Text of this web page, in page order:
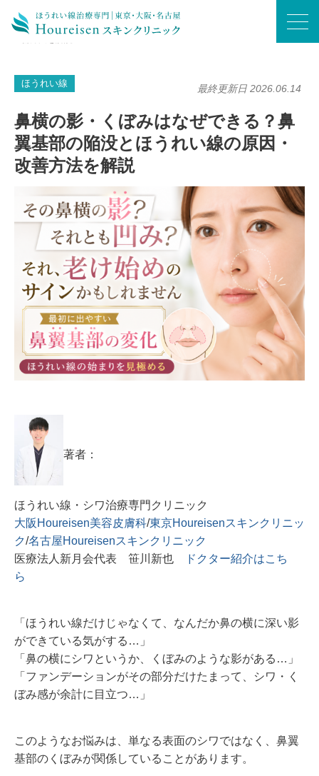
鼻横の影・くぼみはなぜできる？鼻翼基部の陥没とほうれい線の原因・改
ほうれい線 最終更新日 2026.06.14
鼻横の影・くぼみはなぜできる？鼻
翼基部の陥没とほうれい線の原因・
改善方法を解説
著者：
ほうれい線・シワ治療専門クリニック
大阪Houreisen美容皮膚科/東京Houreisenスキンクリニッ
ク/名古屋Houreisenスキンクリニック
医療法人新月会代表 笹川新也
ドクター紹介はこち
ら
「ほうれい線だけじゃなくて、なんだか鼻の横に深い影
ができている気がする…」
「鼻の横にシワというか、くぼみのような影がある…」
「ファンデーションがその部分だけたまって、シワ・く
ぼみ感が余計に目立つ…」
このようなお悩みは、単なる表面のシワではなく、鼻翼
基部のくぼみが関係していることがあります。